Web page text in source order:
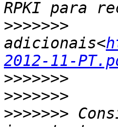
>>>>>>>
adicionais<
2012-11-
>>>>>>>
>>>>>>>
>>>>>>>